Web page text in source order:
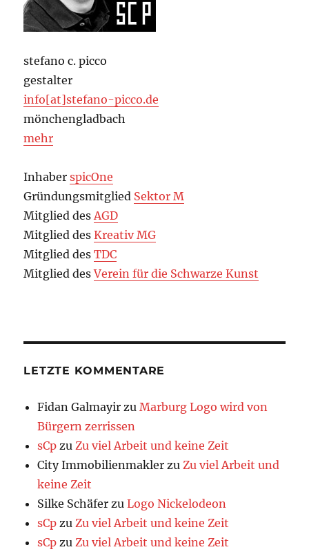
stefano c. picco
gestalter
info[at]stefano-picco.de
mönchengladbach
mehr
InhaberspicOne
Gründungsmitglied Sektor M
Mitglied desAGD
Mitglied desKreativ MG
Mitglied desTDC
Mitglied desVerein für die Schwarze Kunst
LETZTE KOMMENTARE
Fidan Galmayir zuMarburg Logo wird von
Bürgern zerrissen
sCp zuZu viel Arbeit und keine Zeit
City Immobilienmakler zuZu viel Arbeit und
keine Zeit
Silke Schäfer zuLogo Nickelodeon
sCp zuZu viel Arbeit und keine Zeit
sCp zuZu viel Arbeit und keine Zeit